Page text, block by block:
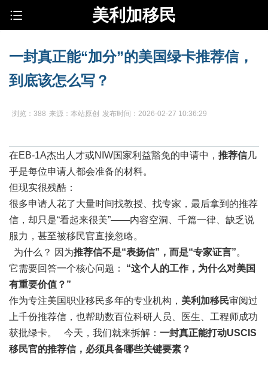
美利加移民
一封真正能“加分”的美国绿卡推荐信，
到底该怎么写？
浏览：388 来源：本站原创 发布时间：2026-02-27 10:36:29
在EB-1A杰出人才或NIW国家利益豁免的申请中， 推荐信几
乎是每位申请人都会准备的材料。
但现实很残酷：
很多申请人花了大量时间找教授、找专家，最后拿到的推荐
信，却只是“看起来很美”——内容空洞、千篇一律、缺乏说
服力，甚至被移民官直接忽略。
为什么？ 因为推荐信不是“表扬信”，而是“专家证言”。
它需要回答一个核心问题： “这个人的工作，为什么对美国
有重要价值？”
作为专注美国职业移民多年的专业机构， 美利加移民审阅过
上千份推荐信，也帮助数百位科研人员、医生、工程师成功
获批绿卡。 今天，我们就来拆解： 一封真正能打动USCIS
移民官的推荐信，必须具备哪些关键要素？